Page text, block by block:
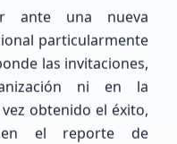
de Juárez
ante una nueva
particularmente
las invitaciones,
ni en la
obtenido el éxito,
en el reporte de